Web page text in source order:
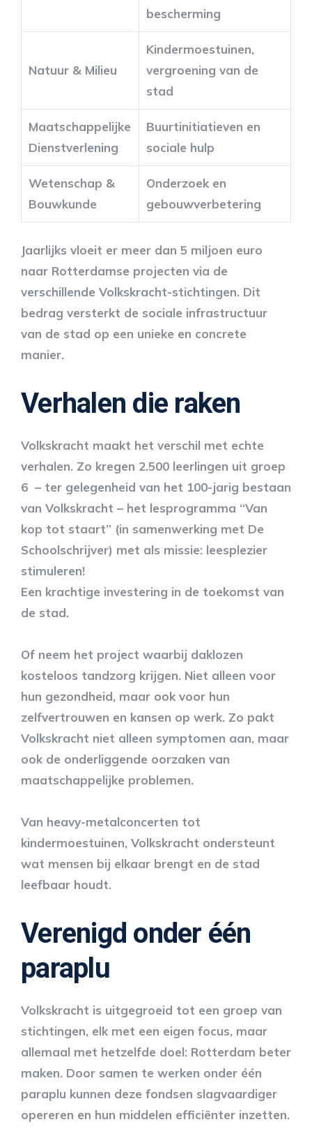
bescherming
Natuur & Milieu
Kindermoestuinen,
vergroening van de
stad
Maatschappelijke
Dienstverlening
Buurtinitiatieven en
sociale hulp
Wetenschap &
Bouwkunde
Onderzoek en
gebouwverbetering
Jaarlijks vloeit er meer dan 5 miljoen euro
naar Rotterdamse projecten via de
verschillende Volkskracht-stichtingen. Dit
bedrag versterkt de sociale infrastructuur
van de stad op een unieke en concrete
manier.
Verhalen die raken
Volkskracht maakt het verschil met echte
verhalen. Zo kregen 2.500 leerlingen uit groep
6 – ter gelegenheid van het 100-jarig bestaan
van Volkskracht – het lesprogramma “Van
kop tot staart” (in samenwerking met De
Schoolschrijver) met als missie: leesplezier
stimuleren!
Een krachtige investering in de toekomst van
de stad.
Of neem het project waarbij daklozen
kosteloos tandzorg krijgen. Niet alleen voor
hun gezondheid, maar ook voor hun
zelfvertrouwen en kansen op werk. Zo pakt
Volkskracht niet alleen symptomen aan, maar
ook de onderliggende oorzaken van
maatschappelijke problemen.
Van heavy-metalconcerten tot
kindermoestuinen, Volkskracht ondersteunt
wat mensen bij elkaar brengt en de stad
leefbaar houdt.
Verenigd onder één
paraplu
Volkskracht is uitgegroeid tot een groep van
stichtingen, elk met een eigen focus, maar
allemaal met hetzelfde doel: Rotterdam beter
maken. Door samen te werken onder één
paraplu kunnen deze fondsen slagvaardiger
opereren en hun middelen efficiënter inzetten.